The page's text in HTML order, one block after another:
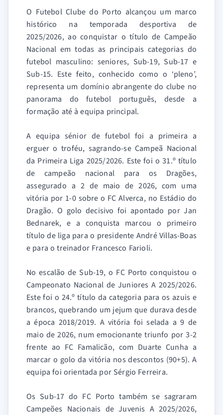
O Futebol Clube do Porto alcançou um marco
histórico na temporada desportiva de
2025/2026, ao conquistar o título de Campeão
Nacional em todas as principais categorias do
futebol masculino: seniores, Sub-19, Sub-17 e
Sub-15. Este feito, conhecido como o ‘pleno’,
representa um domínio abrangente do clube no
panorama do futebol português, desde a
formação até à equipa principal.
A equipa sénior de futebol foi a primeira a
erguer o troféu, sagrando-se Campeã Nacional
da Primeira Liga 2025/2026. Este foi o 31.º título
de campeão nacional para os Dragões,
assegurado a 2 de maio de 2026, com uma
vitória por 1-0 sobre o FC Alverca, no Estádio do
Dragão. O golo decisivo foi apontado por Jan
Bednarek, e a conquista marcou o primeiro
título de liga para o presidente André Villas-Boas
e para o treinador Francesco Farioli.
No escalão de Sub-19, o FC Porto conquistou o
Campeonato Nacional de Juniores A 2025/2026.
Este foi o 24.º título da categoria para os azuis e
brancos, quebrando um jejum que durava desde
a época 2018/2019. A vitória foi selada a 9 de
maio de 2026, num emocionante triunfo por 3-2
frente ao FC Famalicão, com Duarte Cunha a
marcar o golo da vitória nos descontos (90+5). A
equipa foi orientada por Sérgio Ferreira.
Os Sub-17 do FC Porto também se sagraram
Campeões Nacionais de Juvenis A 2025/2026,